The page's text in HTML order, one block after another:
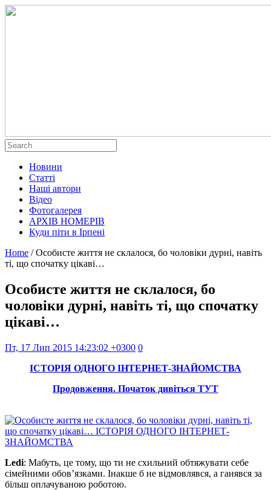
Новини
Статті
Наші автори
Відео
Фотогалерея
АРХІВ НОМЕРІВ
Куди піти в Ірпені
Home / Особисте життя не склалося, бо чоловіки дурні, навіть
ті, що спочатку цікаві…
Особисте життя не склалося, бо
чоловіки дурні, навіть ті, що спочатку
цікаві…
Пт, 17 Лип 2015 14:23:02 +0300 0
ІСТОРІЯ ОДНОГО ІНТЕРНЕТ-ЗНАЙОМСТВА
Продовження. Початок дивіться ТУТ
Ledi: Мабуть, це тому, що ти не схильний обтяжувати себе
сімейними обов’язками. Інакше б не відмовлявся, а ганявся за
більш оплачуваною роботою.